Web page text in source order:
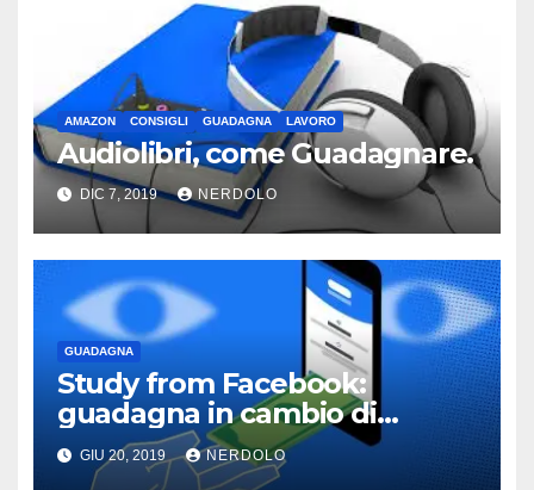
AMAZON CONSIGLI GUADAGNA LAVORO
Audiolibri, come Guadagnare.
DIC 7, 2019 NERDOLO
GUADAGNA
Study from Facebook:
guadagna in cambio di
informazioni
GIU 20, 2019 NERDOLO